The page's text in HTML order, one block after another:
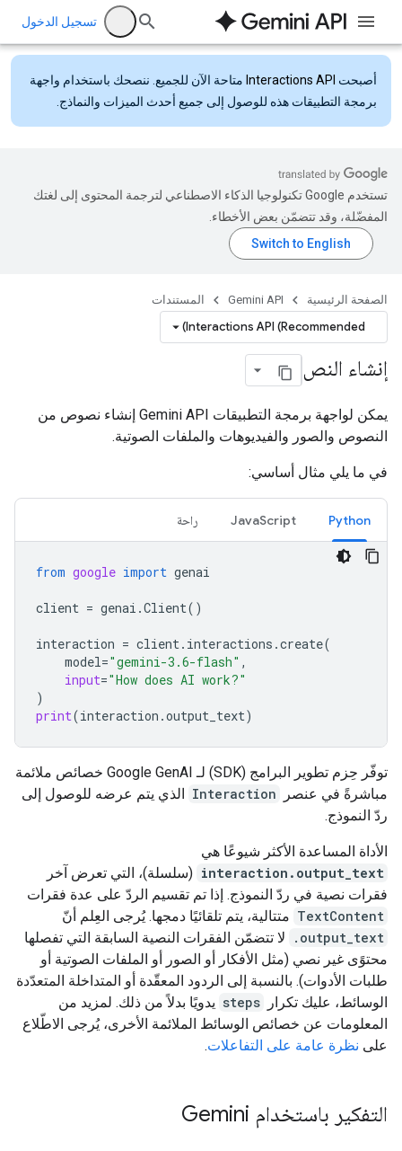
تسجيل الدخول
أصبحت Interactions API متاحة الآن للجميع. ننصحك باستخدام واجهة
برمجة التطبيقات هذه للوصول إلى جميع أحدث الميزات والنماذج.
تستخدم Google تكنولوجيا الذكاء الاصطناعي لترجمة المحتوى إلى لغتك
المفضّلة، وقد تتضمّن بعض الأخطاء.
الصفحة الرئيسية Gemini API المستندات
Interactions API (Recommended)
إنشاء النص
يمكن لواجهة برمجة التطبيقات Gemini API إنشاء نصوص من
النصوص والصور والفيديوهات والملفات الصوتية.
في ما يلي مثال أساسي:
Python
JavaScript راحة
from google import genai
client = genai .Client()
interaction = client. interactions .create(
model="gemini-3.6-flash" ,
input="How does AI work?"
)
print(interaction .output_text)
توفّر حِزم تطوير البرامج (SDK) لـ Google GenAI خصائص ملائمة
مباشرةً في عنصر
Interaction الذي يتم عرضه للوصول إلى
ردّ النموذج.
الأداة المساعدة الأكثر شيوعًا هي
interaction.output_text (سلسلة)، التي تعرض آخر
فقرات نصية في ردّ النموذج. إذا تم تقسيم الردّ على عدة فقرات
TextContent متتالية، يتم تلقائيًا دمجها. يُرجى العِلم أنّ
.output_text
لا تتضمّن الفقرات النصية السابقة التي تفصلها
محتوًى غير نصي (مثل الأفكار أو الصور أو الملفات الصوتية أو
طلبات الأدوات). بالنسبة إلى الردود المعقّدة أو المتداخلة المتعدّدة
الوسائط، عليك تكرار
steps يدويًا بدلاً من ذلك. لمزيد من
المعلومات عن خصائص الوسائط الملائمة الأخرى، يُرجى الاطّلاع
على نظرة عامة على التفاعلات.
التفكير باستخدام Gemini